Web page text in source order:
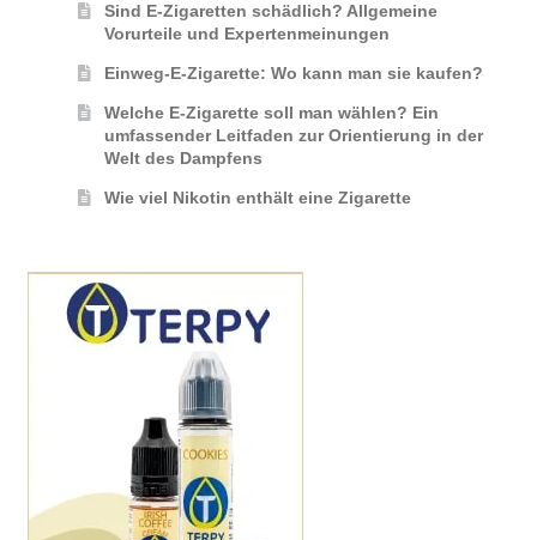
Sind E-Zigaretten schädlich? Allgemeine
Vorurteile und Expertenmeinungen
Einweg-E-Zigarette: Wo kann man sie kaufen?
Welche E-Zigarette soll man wählen? Ein
umfassender Leitfaden zur Orientierung in der
Welt des Dampfens
Wie viel Nikotin enthält eine Zigarette